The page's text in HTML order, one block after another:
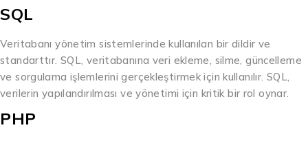
SQL
Veritabanı yönetim sistemlerinde kullanılan bir dildir ve
standarttır. SQL, veritabanına veri ekleme, silme, güncelleme
ve sorgulama işlemlerini gerçekleştirmek için kullanılır. SQL,
verilerin yapılandırılması ve yönetimi için kritik bir rol oynar.
PHP